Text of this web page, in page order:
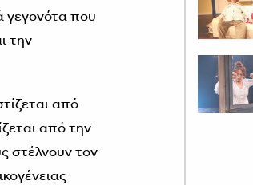
γεγονότα που
την
από
από την
στέλνουν τον